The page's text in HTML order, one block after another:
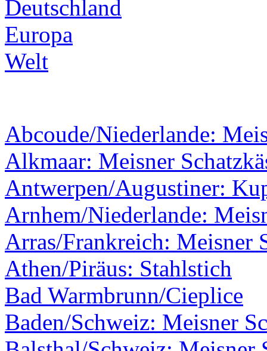
Deutschland
Europa
Welt
Abcoude/Niederlande:
Alkmaar: Meisner
Antwerpen/Augustiner:
Arnhem/Niederlande:
Arras/Frankreich: Meisner
Athen/Piräus: Stahlstich
Bad Warmbrunn/Cieplice
Baden/Schweiz: Meisner